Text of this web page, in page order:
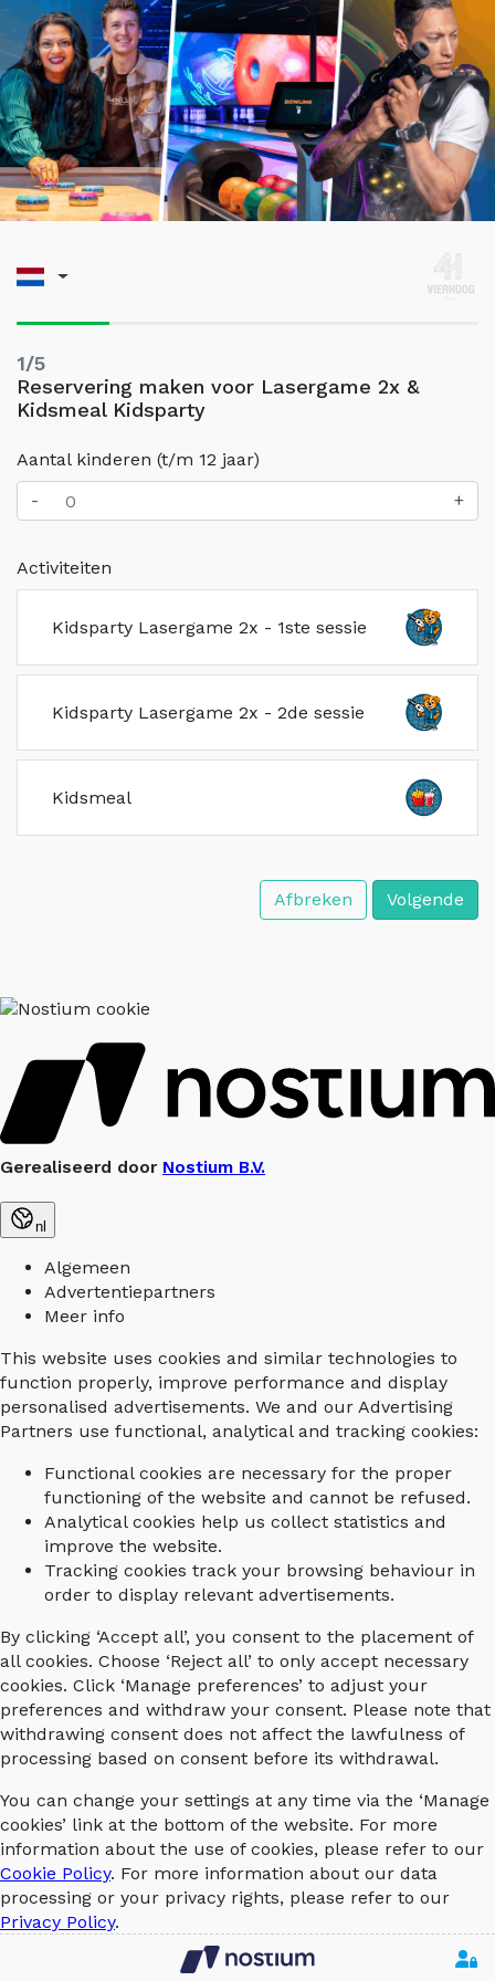
1/5
Reservering maken voor Lasergame 2x &
Kidsmeal Kidsparty
Aantal kinderen (t/m 12 jaar)
-
+
Activiteiten
Kidsparty Lasergame 2x - 1ste sessie
Kidsparty Lasergame 2x - 2de sessie
Kidsmeal
Afbreken Volgende